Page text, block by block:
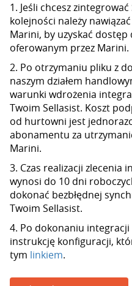
1. Jeśli chcesz
kolejności należy
Marini, by uzyskać
oferowanym przez Marini.
2. Po otrzymaniu pliku z
naszym działem
warunki wdrożenia
Twoim Sellasist. Koszt
od hurtowni jest
abonamentu za
Marini.
3. Czas realizacji zlecenia
wynosi do 10 dni
dokonać bezbłędnej
Twoim Sellasist.
4. Po dokonaniu integracji
instrukcję konfiguracji,
tym linkiem.